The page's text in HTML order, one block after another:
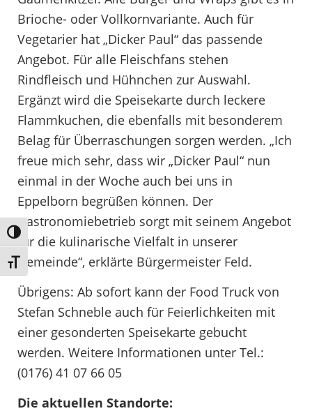
Umschalten auf hohe Kontraste
Schrift vergrößern
Brioche- oder Vollkornvariante. Auch für
Vegetarier hat „Dicker Paul“ das passende
Angebot. Für alle Fleischfans stehen
Rindfleisch und Hühnchen zur Auswahl.
Ergänzt wird die Speisekarte durch leckere
Flammkuchen, die ebenfalls mit besonderem
Belag für Überraschungen sorgen werden. „Ich
freue mich sehr, dass wir „Dicker Paul“ nun
einmal in der Woche auch bei uns in
Eppelborn begrüßen können. Der
Gastronomiebetrieb sorgt mit seinem Angebot
für die kulinarische Vielfalt in unserer
Gemeinde“, erklärte Bürgermeister Feld.
Übrigens: Ab sofort kann der Food Truck von
Stefan Schneble auch für Feierlichkeiten mit
einer gesonderten Speisekarte gebucht
werden. Weitere Informationen unter Tel.:
(0176) 41 07 66 05
Die aktuellen Standorte: